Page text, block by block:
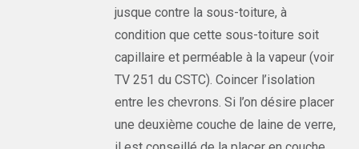
jusque contre la sous-toiture, à
condition que cette sous-toiture soit
capillaire et perméable à la vapeur (voir
TV 251 du CSTC). Coincer l’isolation
entre les chevrons. Si l’on désire placer
une deuxième couche de laine de verre,